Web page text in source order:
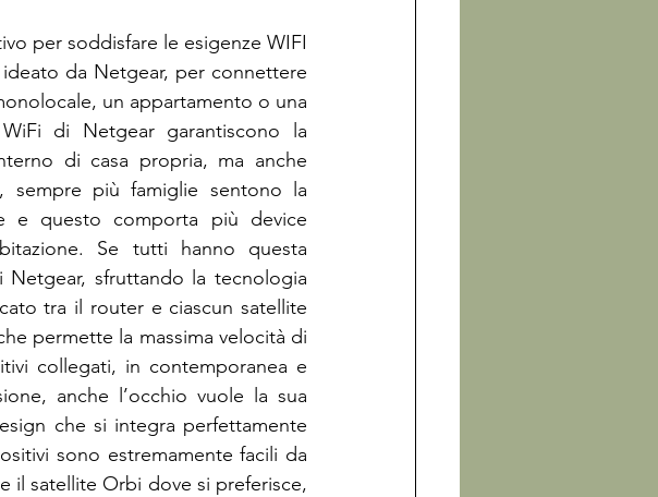
per soddisfare le esigenze WIFI
ideato da Netgear, per connettere
un appartamento o una
di Netgear garantiscono la
di casa propria, ma anche
sempre più famiglie sentono la
e questo comporta più device
Se tutti hanno questa
sfruttando la tecnologia
tra il router e ciascun satellite
permette la massima velocità di
collegati, in contemporanea e
anche l’occhio vuole la sua
che si integra perfettamente
sono estremamente facili da
il satellite Orbi dove si preferisce,